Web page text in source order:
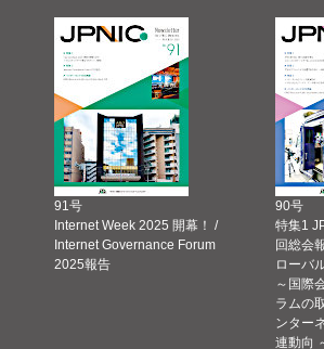
91号
Internet Week 2025 開幕！ /
Internet Governance Forum
2025報告
90号
特集1
回総会
ローバ
～国際
ラムの
ンター
連動向